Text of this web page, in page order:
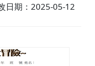
日期：2025-05-12